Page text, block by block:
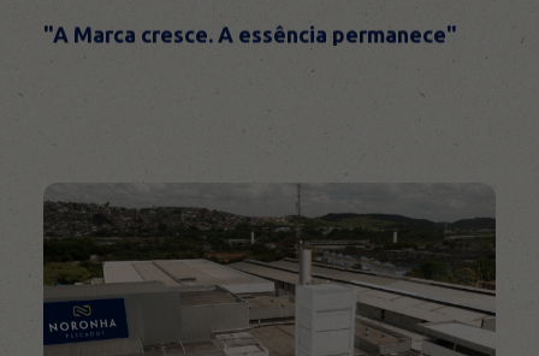
"A Marca cresce. A essência permanece"